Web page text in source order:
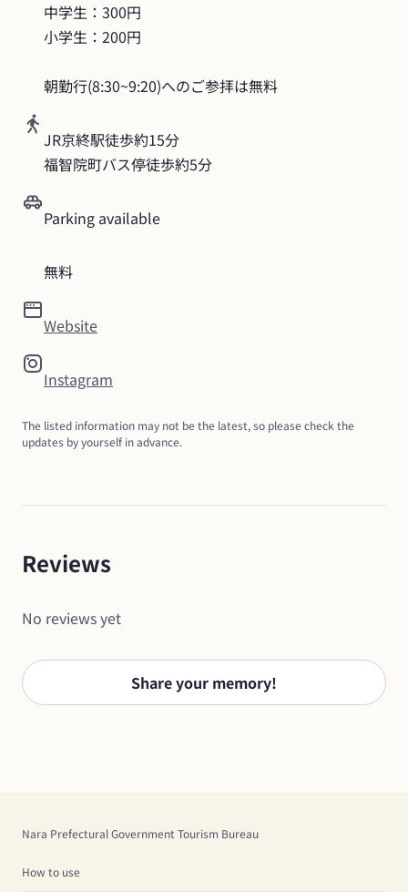
中学生：300円
小学生：200円
朝勤行(8:30~9:20)へのご参拝は無料
JR京終駅徒歩約15分
福智院町バス停徒歩約5分
Parking available
無料
Website
Instagram
The listed information may not be the latest, so please check the
updates by yourself in advance.
Reviews
No reviews yet
Share your memory!
Nara Prefectural Government Tourism Bureau
How to use